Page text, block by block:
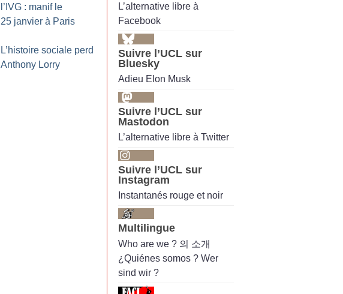
l’IVG : manif le
25 janvier à Paris
L’histoire sociale perd
Anthony Lorry
L’alternative libre à
Facebook
Suivre l’UCL sur
Bluesky
Adieu Elon Musk
Suivre l’UCL sur
Mastodon
L’alternative libre à Twitter
Suivre l’UCL sur
Instagram
Instantanés rouge et noir
Multilingue
Who are we ? 의 소개
¿Quiénes somos ? Wer
sind wir ?